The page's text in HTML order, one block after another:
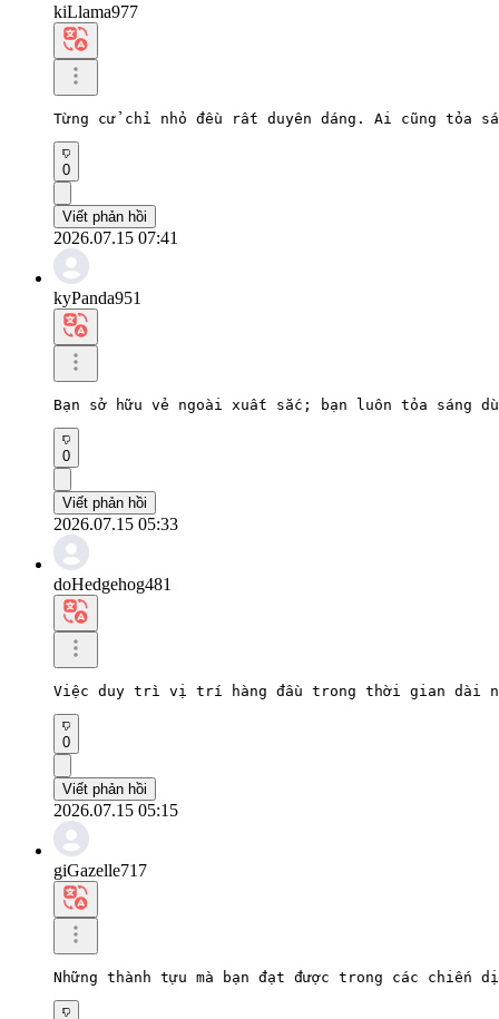
kiLlama977
Từng cử chỉ nhỏ đều rất duyên dáng. Ai cũng tỏa
0
Viết phản hồi
2026.07.15 07:41
kyPanda951
Bạn sở hữu vẻ ngoài xuất sắc; bạn luôn tỏa sáng
0
Viết phản hồi
2026.07.15 05:33
doHedgehog481
Việc duy trì vị trí hàng đầu trong thời gian dài
0
Viết phản hồi
2026.07.15 05:15
giGazelle717
Những thành tựu mà bạn đạt được trong các